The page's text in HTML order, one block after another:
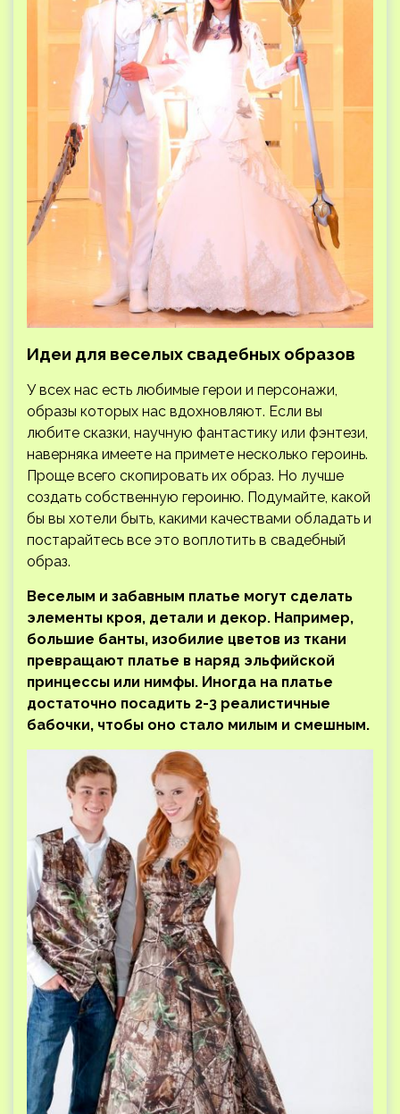
Идеи для веселых свадебных образов
У всех нас есть любимые герои и персонажи,
образы которых нас вдохновляют. Если вы
любите сказки, научную фантастику или фэнтези,
наверняка имеете на примете несколько героинь.
Проще всего скопировать их образ. Но лучше
создать собственную героиню. Подумайте, какой
бы вы хотели быть, какими качествами обладать и
постарайтесь все это воплотить в свадебный
образ.
Веселым и забавным платье могут сделать
элементы кроя, детали и декор. Например,
большие банты, изобилие цветов из ткани
превращают платье в наряд эльфийской
принцессы или нимфы. Иногда на платье
достаточно посадить 2-3 реалистичные
бабочки, чтобы оно стало милым и смешным.